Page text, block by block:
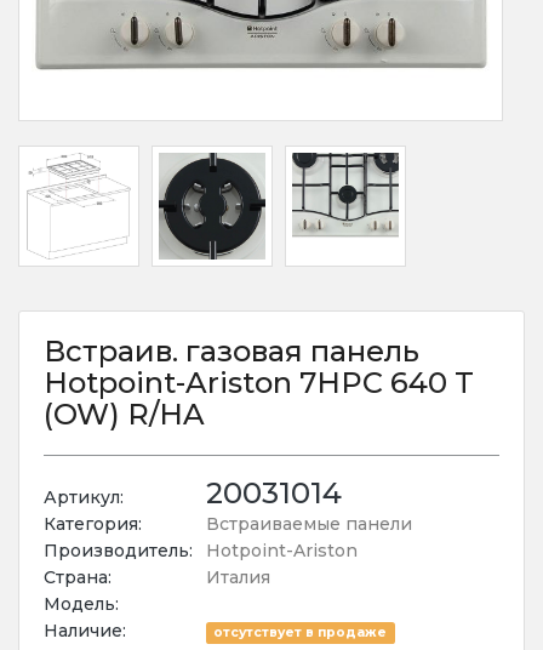
Встраив. газовая панель
Hotpoint-Ariston 7HPC 640 T
(OW) R/HA
Артикул: 20031014
Категория:
Встраиваемые панели
Производитель:
Hotpoint-Ariston
Страна:
Италия
Модель:
Наличие:
отсутствует в продаже